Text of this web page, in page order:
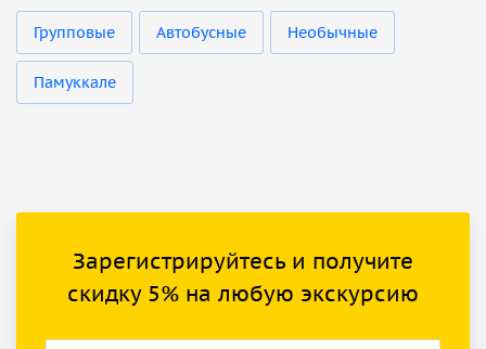
Групповые Автобусные Необычные
Памуккале
Зарегистрируйтесь и получите
скидку 5% на любую экскурсию